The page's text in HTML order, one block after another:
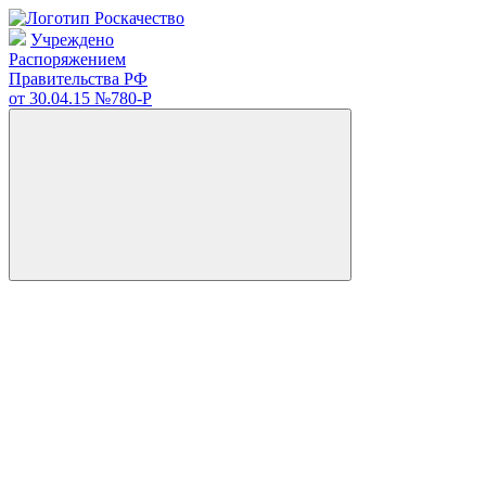
Учреждено
Распоряжением
Правительства РФ
от 30.04.15 №780-Р